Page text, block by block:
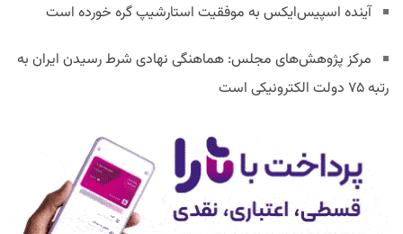
آینده اسپیس‌ایکس به موفقیت استارشیپ گره خورده است
مرکز پژوهش‌های مجلس: هماهنگی نهادی شرط رسیدن ایران به
رتبه ۷۵ دولت الکترونیکی است